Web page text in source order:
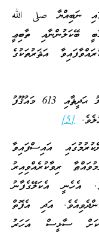
ނަބިއްޔާ صلى الله
ބޭކަލުންނާއި ތާބިޢީ
އަޘަރުތަކުގެ
އެއީ 600 މުސްނަދު ޙަދީޘާއި 222 މުރްސަލު ޙަދީޘާއި 613 މައުޤޫފު
[5]
އައިސްފައިވާ
ރިވާކުރެއްވިއިރު
އެހެނީ އެކަލޭގެފާނު
އަދި އެފޮތް
ސާޅީސް އަހަރު